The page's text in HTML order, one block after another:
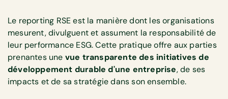
Le reporting RSE est la manière dont les organisations
mesurent, divulguent et assument la responsabilité de
leur performance ESG. Cette pratique offre aux parties
prenantes une vue transparente des initiatives de
développement durable d'une entreprise, de ses
impacts et de sa stratégie dans son ensemble.